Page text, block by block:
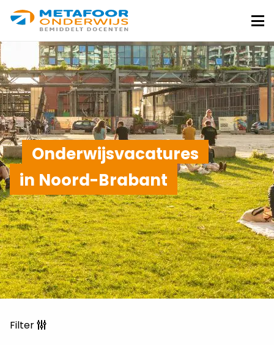
Metafoor
Onderwijs
Onderwijsvacatures
in Noord-Brabant
Filter